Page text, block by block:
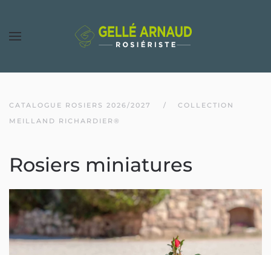
CATALOGUE ROSIERS 2026/2027
COLLECTION
MEILLAND RICHARDIER®
Rosiers miniatures